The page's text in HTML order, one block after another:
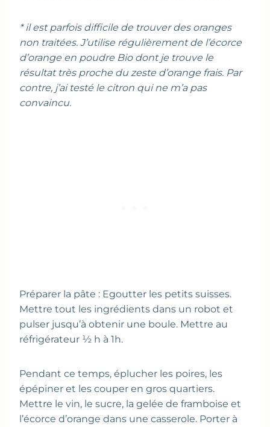
* il est parfois difficile de trouver des oranges
non traitées. J’utilise régulièrement de l’écorce
d’orange en poudre Bio dont je trouve le
résultat très proche du zeste d’orange frais. Par
contre, j’ai testé le citron qui ne m’a pas
convaincu.
Préparer la pâte : Egoutter les petits suisses.
Mettre tout les ingrédients dans un robot et
pulser jusqu’à obtenir une boule. Mettre au
réfrigérateur ½ h à 1h.
Pendant ce temps, éplucher les poires, les
épépiner et les couper en gros quartiers.
Mettre le vin, le sucre, la gelée de framboise et
l’écorce d’orange dans une casserole. Porter à